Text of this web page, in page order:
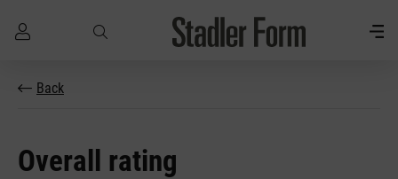
Skip to main content
Back
Overall rating